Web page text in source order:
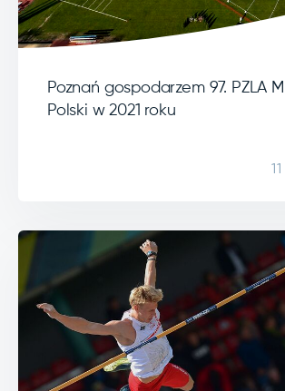
Poznań gospodarzem 97. PZLA
Polski w 2021 roku